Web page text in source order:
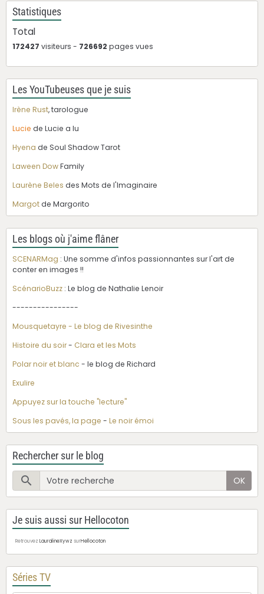
Statistiques
Total
172427 visiteurs - 726692 pages vues
Les YouTubeuses que je suis
Irène Rust, tarologue
Lucie de Lucie a lu
Hyena de Soul Shadow Tarot
Laween DowFamily
Laurène Beles des Mots de l'Imaginaire
Margotde Margorito
Les blogs où j'aime flâner
SCENARMag : Une somme d'infos passionnantes sur l'art de
conter en images !!
ScénarioBuzz : Le blog de Nathalie Lenoir
----------------
Mousquetayre - Le blog de Rivesinthe
Histoire du soir- Clara et les Mots
Polar noir et blanc - le blog de Richard
Exulire
Appuyez sur la touche "lecture"
Sous les pavés, la page - Le noir émoi
Rechercher sur le blog
OK
Je suis aussi sur Hellocoton
Retrouvez LauralineXywz surHellocoton
Séries TV